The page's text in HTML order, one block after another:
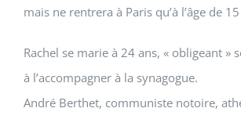
mais ne rentrera à Paris qu’à l’âge de
Rachel se marie à 24 ans, « obligeant »
à l’accompagner à la synagogue.
André Berthet, communiste notoire,